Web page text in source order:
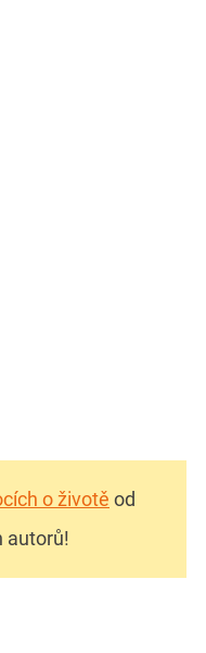
o životě od
autorů!